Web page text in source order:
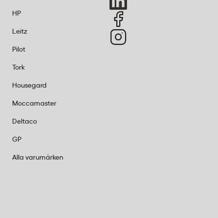
HP
Leitz
Pilot
Tork
Housegard
Moccamaster
Deltaco
GP
Alla varumärken